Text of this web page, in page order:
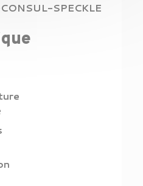
SPECKLE